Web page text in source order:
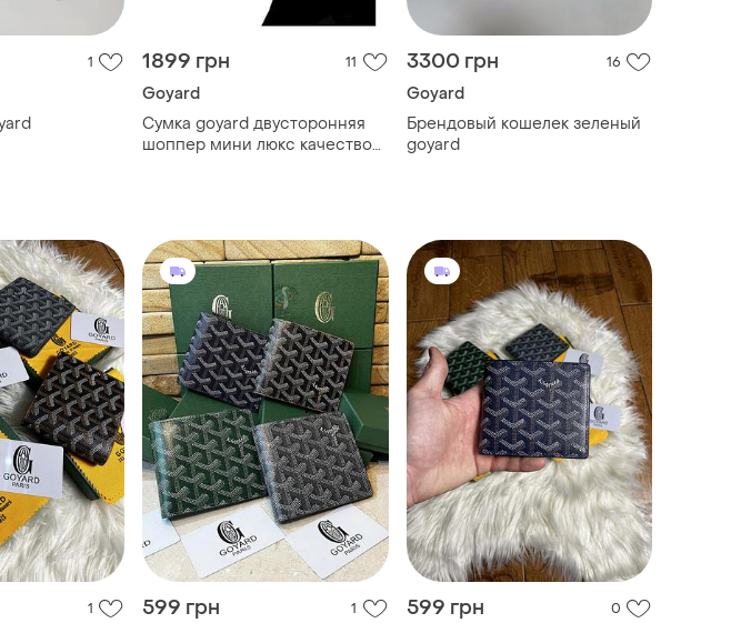
1 1899 грн 11
Goyard
Сумка goyard двусторонняя
шоппер мини люкс качество
3300 грн 16
Goyard
Брендовый кошелек зеленый
goyard
1 599 грн 1 599 грн 0